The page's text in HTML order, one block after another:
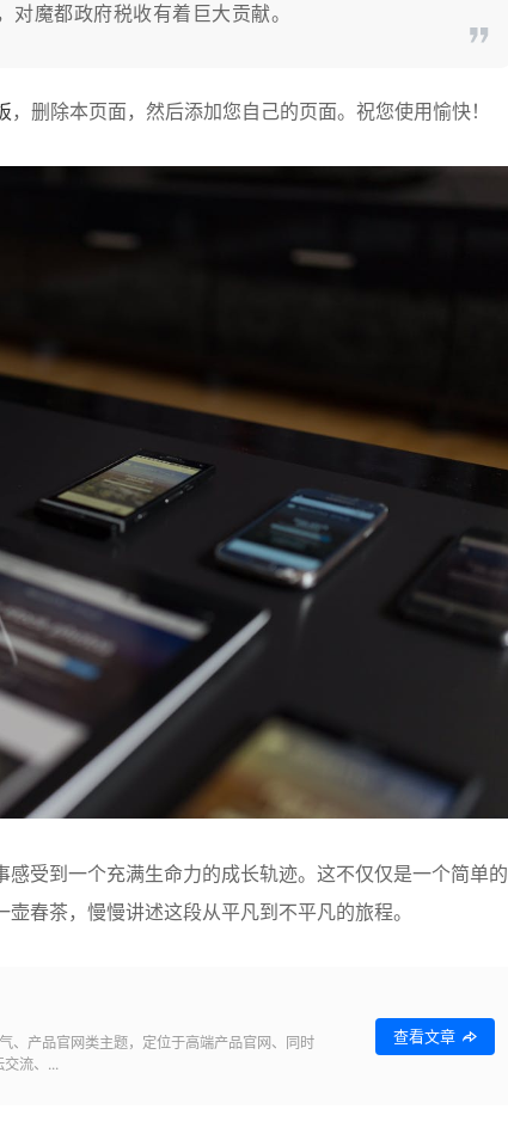
魔都政府税收有着巨大贡献。
，删除本页面，然后添加您自己的页面。祝您使用愉快！
受到一个充满生命力的成长轨迹。这不仅仅是一个简单的
春茶，慢慢讲述这段从平凡到不平凡的旅程。
产品官网类主题，定位于高端产品官网、同时
流、...
查看文章